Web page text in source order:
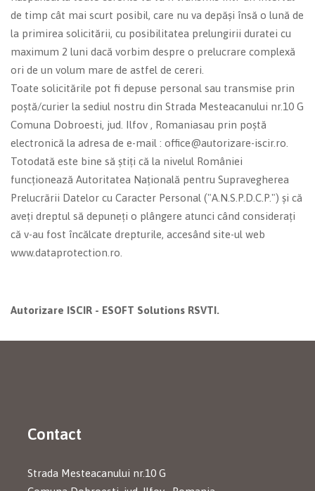
de timp cât mai scurt posibil, care nu va depăși însă o lună de
la primirea solicitării, cu posibilitatea prelungirii duratei cu
maximum 2 luni dacă vorbim despre o prelucrare complexă
ori de un volum mare de astfel de cereri.
Toate solicitările pot fi depuse personal sau transmise prin
poștă/curier la sediul nostru din Strada Mesteacanului nr.10 G
Comuna Dobroesti, jud. Ilfov , Romaniasau prin poștă
electronică la adresa de e-mail : office@autorizare-iscir.ro.
Totodată este bine să știți că la nivelul României
funcționează Autoritatea Națională pentru Supravegherea
Prelucrării Datelor cu Caracter Personal ("A.N.S.P.D.C.P.") și că
aveți dreptul să depuneți o plângere atunci când considerați
că v-au fost încălcate drepturile, accesând site-ul web
www.dataprotection.ro.
Autorizare ISCIR - ESOFT Solutions RSVTI.
Contact
Strada Mesteacanului nr.10 G